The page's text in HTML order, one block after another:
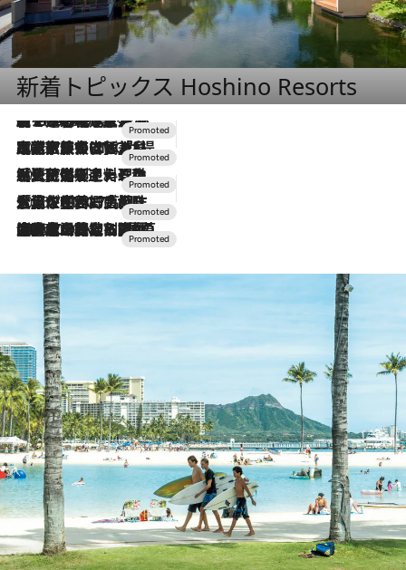
新着トピックス Hoshino Resorts
2026.8.7
【トンボの足水浴】ヒノキの香りに包まれて涼感マックス！約13℃の湧水かけ流しを避暑地「星野温泉 トンボの湯」で体験
2026.7.31
【ホテル帰省】という選択肢をOMOが提案。家族とほどよい距離を保つには「昼は実家、夜は気兼ねなくホテルで！」
2026.7.24
【夏限定ディナーコース】旬を迎える稚鮎や花ズッキーニなどをイタリア・トスカーナの郷土料理の手法で満喫！
2026.7.17
「土佐和ハーブかき氷」がOMO7高知に登場！生姜、山椒、大葉など目にも舌にも涼を呼ぶ郷土の味
2026.7.10
NEW OPEN！【界 草津】名湯の地に誕生。趣の異なる2種の温泉と上州ならではの会席・蕎麦割烹など美食を味わう究極の癒やし旅